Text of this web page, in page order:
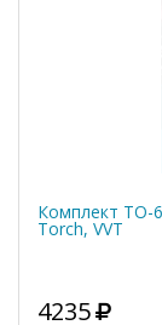
Комплект ТО-
Torch, VVT
4235